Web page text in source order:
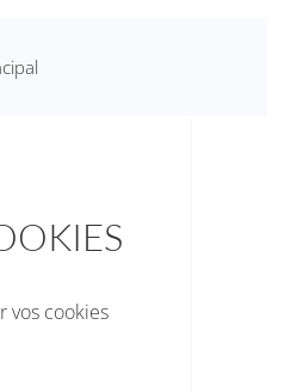
vos cookies